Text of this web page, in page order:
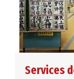
Services